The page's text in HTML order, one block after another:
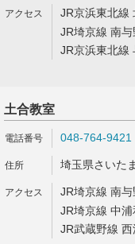
JR京浜東北線
JR埼京線 南
JR京浜東北線
土合教室
048-764-9421
埼玉県さいた
JR埼京線 南
JR埼京線 中
JR武蔵野線